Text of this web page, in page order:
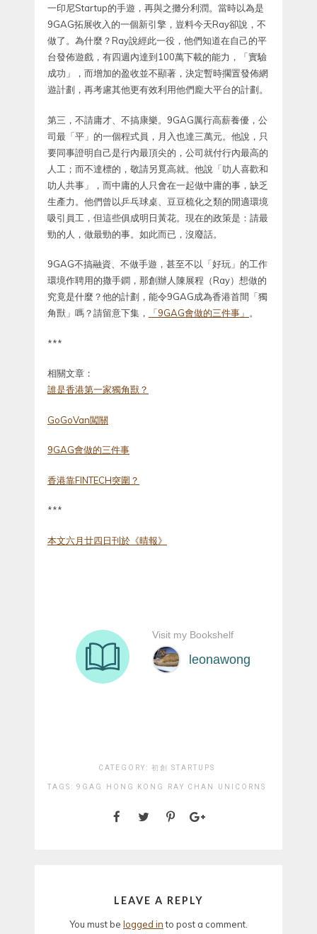
一印尼Startup的手遊，再與之攤分利潤。當時以為是
9GAG拓展收入的一個新引擎，豈料今天Ray卻說，不
做了。為什麼？Ray說經此一役，他們知道在自己的平
台發佈遊戲，有四週內達到100萬下載的能力，「實驗
成功」，而增加的盈收並不顯著，決定暫時擱置發佈網
遊計劃，再考慮其他更有效利用他們龐大平台的計劃。
第三，不請庸才、不搞康樂。9GAG厲行高薪養優，公
司最「平」的一個程式員，月入也達三萬元。他說，只
要同事證明自己是行內最頂尖的，公司就付行內最高的
人工；而不達標的，敬請另覓高就。他說「叻人喜歡和
叻人共事」，而中庸的人只會在一起做中庸的事，缺乏
生產力。他們曾以乒乓球桌、豆豆梳化之類的閒適環境
吸引員工，但這些俱成明日黃花。現在的政策是：請最
勁的人，做最勁的事。如此而已，沒廢話。
9GAG不搞融資、不做手遊，甚至不以「好玩」的工作
環境作聘用的撒手鐧，那創辦人陳展程（Ray）想做的
究竟是什麼？他的計劃，能令9GAG成為香港首間「獨
角獸」嗎？請留意下集，
「9GAG會做的三件事」 。
***
相關文章：
誰是香港第一家獨角獸？
GoGoVan闖關
9GAG會做的三件事
香港靠FINTECH突圍？
***
本文六月廿四日刊於《晴報》
CATEGORY: 初創 STARTUPS
TAGS: 9GAG HONG KONG RAY CHAN UNICORNS
LEAVE A REPLY
You must be logged into post a comment.